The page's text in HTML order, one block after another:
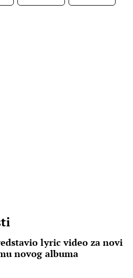
lyric video za novi
novog albuma